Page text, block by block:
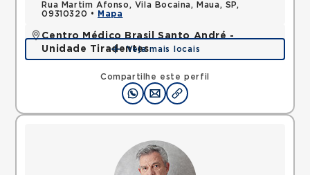
Compartilhe este perfil
Rua Martim Afonso, Vila Bocaina, Maua, SP,
09310320 •
Mapa
Centro Médico Brasil Santo André -
Unidade Tiradentes
Rua Tiradentes, Vila Dora, Santo Andre, SP,
09030560 •Mapa
Veja mais locais